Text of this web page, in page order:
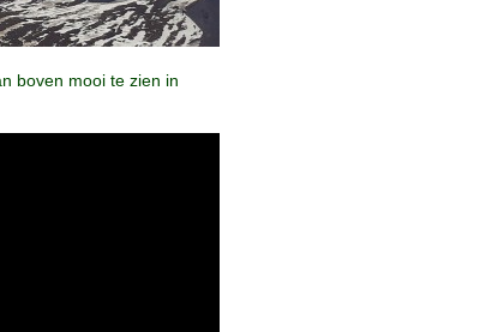
boven mooi te zien in